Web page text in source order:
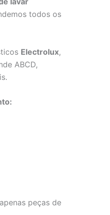
todos os
Electrolux,
ABCD,
peças de